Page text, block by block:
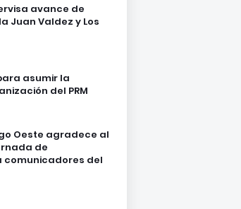
avance de
Juan Valdez y Los
asumir la
del PRM
Oeste agradece al
de
del